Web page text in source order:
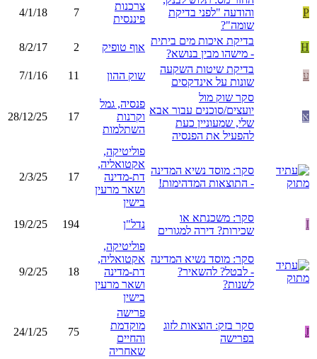
P
והודעה "לפני בדיקת
שומה"?
צרכנות
פיננסית
7
4/1/18
H
בדיקת איכות מים ביתית
- מישהו מבין בנושא?
אוף טופיק 2
8/2/17
ע
בדיקת שיטות השקעה
שונות על אינדקסים
שוק ההון 11
7/1/16
א
סקר שוק מול
יועצים/סוכנים עבור אבא
שלי, שמעוניין כעת
להפעיל את הפנסיה
פנסיה, גמל
וקרנות
השתלמות
17
28/12/25
סקר: מוסד נשיא המדינה
- התוצאות המדהימות!
פוליטיקה,
אקטואליה,
דת-מדינה
ושאר מרעין
בישין
17
2/3/25
I
סקר: משכנתא או
שכירות? דירה למגורים
נדל"ן 194
19/2/25
סקר: מוסד נשיא המדינה
- לבטל? להשאיר?
לשנות?
פוליטיקה,
אקטואליה,
דת-מדינה
ושאר מרעין
בישין
18
9/2/25
J
סקר בזק: הוצאות לזוג
בפרישה
פרישה
מוקדמת
והחיים
שאחריה
75
24/1/25